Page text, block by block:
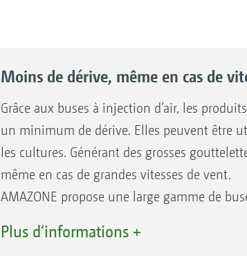
Moins de dérive, même en cas de
Grâce aux buses à injection d’air, les
un minimum de dérive. Elles peuvent être
les cultures. Générant des grosses
même en cas de grandes vitesses de vent.
AMAZONE propose une large gamme de
Plus d‘informations +